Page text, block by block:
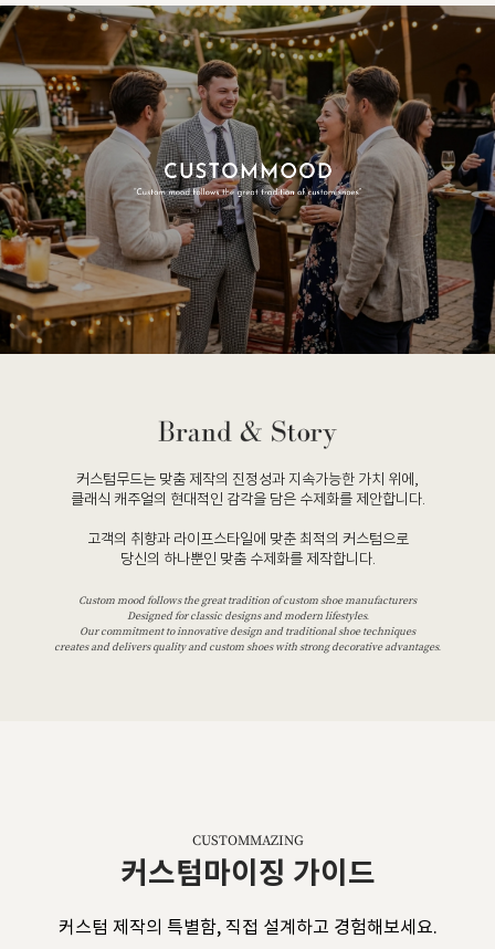
커스텀무드는 맞춤 제작의 진정성과 지속가능한 가치 위에,
클래식 캐주얼의 현대적인 감각을 담은 수제화를 제안합니다.
고객의 취향과 라이프스타일에 맞춘 최적의 커스텀으로
당신의 하나뿐인 맞춤 수제화를 제작합니다.
Custom mood follows the great tradition of custom shoe manufacturers
Designed for classic designs and modern lifestyles.
Our commitment to innovative design and traditional shoe techniques
creates and delivers quality and custom shoes with strong decorative advantages.
CUSTOMMAZING
커스텀마이징 가이드
커스텀 제작의 특별함, 직접 설계하고 경험해보세요.